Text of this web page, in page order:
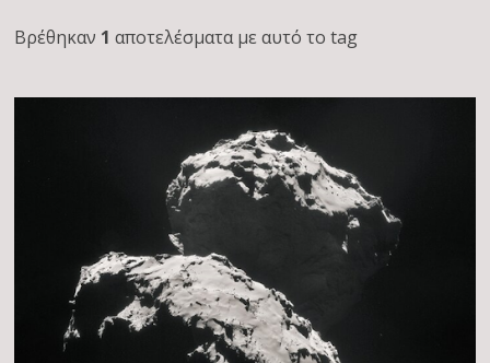
Βρέθηκαν 1 αποτελέσματα με αυτό το tag